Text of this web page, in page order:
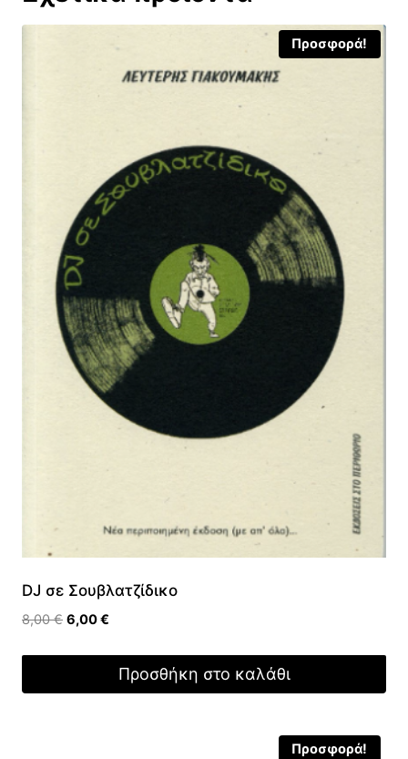
Προσφορά!
DJ σε Σουβλατζίδικο
8,00€ Original
was:
6,00€
τιμή
είναι:
Προσθήκη στο καλάθι
Προσφορά!